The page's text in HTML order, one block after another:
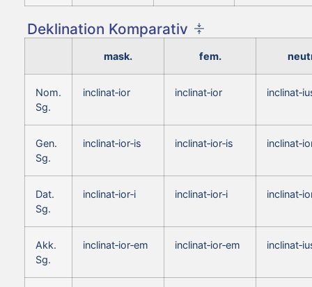
Deklination Komparativ
mask. fem.
Nom.
Sg.
inclinat‑ior inclinat‑ior
Gen.
Sg.
inclinat‑ior‑is inclinat‑ior‑is
Dat.
Sg.
inclinat‑ior‑i inclinat‑ior‑i
Akk.
Sg.
inclinat‑ior‑em inclinat‑ior‑em